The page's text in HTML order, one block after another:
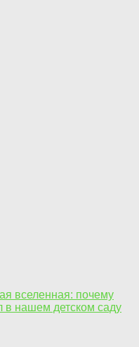
вселенная: почему
нашем детском саду